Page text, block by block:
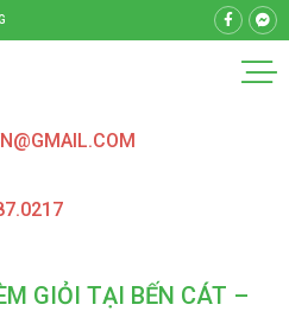
GIỎI TẠI BẾN CÁT –